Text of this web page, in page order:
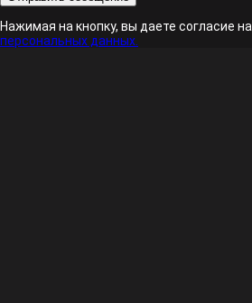
Нажимая на кнопку, вы даете согласие на
персональных данных.